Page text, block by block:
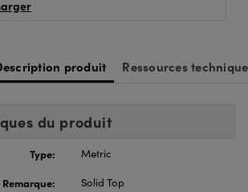
produit Ressources
du produit
Type:
Metric
Remarque:
Solid Top